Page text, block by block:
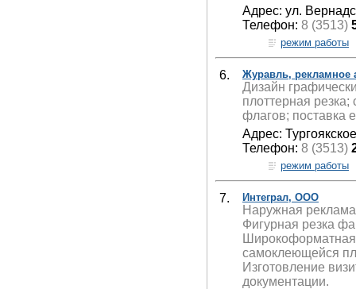
Адрес: ул.
Телефон: 8 (3513)
режим работы
6. Журавль, рекламное
Дизайн
плоттерная
флагов; поставка
Адрес:
Телефон: 8 (3513)
режим работы
7. Интеграл, ООО
Наружная
Фигурная резка
Широкоформатная
самоклеющейся
Изготовление
документации.